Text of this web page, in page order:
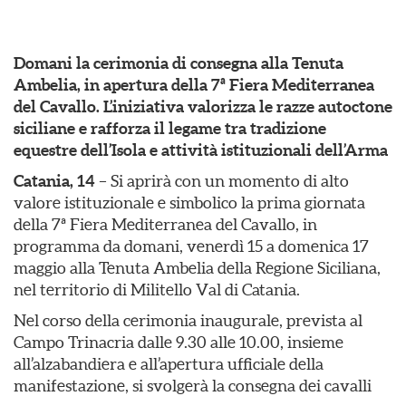
Domani la cerimonia di consegna alla Tenuta
Ambelia, in apertura della 7ª Fiera Mediterranea
del Cavallo. L’iniziativa valorizza le razze autoctone
siciliane e rafforza il legame tra tradizione
equestre dell’Isola e attività istituzionali dell’Arma
Catania, 14– Si aprirà con un momento di alto
valore istituzionale e simbolico la prima giornata
della 7ª Fiera Mediterranea del Cavallo, in
programma da domani, venerdì 15 a domenica 17
maggio alla Tenuta Ambelia della Regione Siciliana,
nel territorio di Militello Val di Catania.
Nel corso della cerimonia inaugurale, prevista al
Campo Trinacria dalle 9.30 alle 10.00, insieme
all’alzabandiera e all’apertura ufficiale della
manifestazione, si svolgerà la consegna dei cavalli